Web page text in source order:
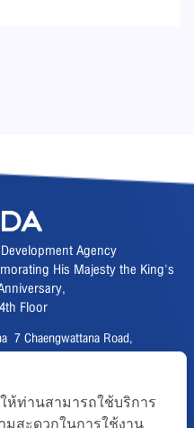
Agency
His Majesty the King's
Floor
7 Chaengwattana Road,
1200
ห้ท่านสามารถใช้บริการ
มสะดวกในการใช้งาน